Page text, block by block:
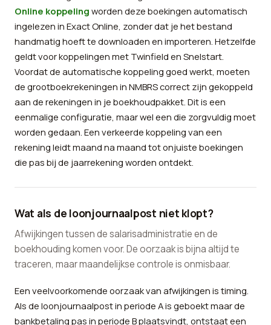
Online koppeling worden deze boekingen automatisch
ingelezen in Exact Online, zonder dat je het bestand
handmatig hoeft te downloaden en importeren. Hetzelfde
geldt voor koppelingen met Twinfield en Snelstart.
Voordat de automatische koppeling goed werkt, moeten
de grootboekrekeningen in NMBRS correct zijn gekoppeld
aan de rekeningen in je boekhoudpakket. Dit is een
eenmalige configuratie, maar wel een die zorgvuldig moet
worden gedaan. Een verkeerde koppeling van een
rekening leidt maand na maand tot onjuiste boekingen
die pas bij de jaarrekening worden ontdekt.
Wat als de loonjournaalpost niet klopt?
Afwijkingen tussen de salarisadministratie en de
boekhouding komen voor. De oorzaak is bijna altijd te
traceren, maar maandelijkse controle is onmisbaar.
Een veelvoorkomende oorzaak van afwijkingen is timing.
Als de loonjournaalpost in periode A is geboekt maar de
bankbetaling pas in periode B plaatsvindt, ontstaat een